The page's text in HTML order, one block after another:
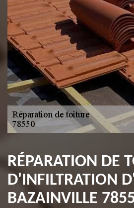
RÉPARATION DE
D'INFILTRATION
BAZAINVILLE